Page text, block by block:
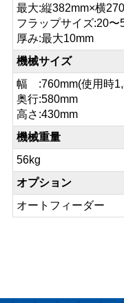
最大:縦382mm×横
フラップサイズ:20〜
厚み:最大10mm
機械サイズ
幅 :760mm(使用時
奥行:580mm
高さ:430mm
機械重量
56kg
オプション
オートフィーダー